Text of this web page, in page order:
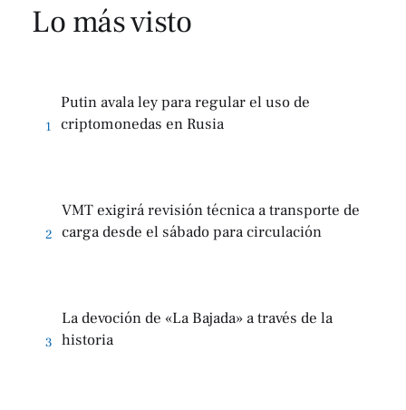
Lo más visto
1
Putin avala ley para regular el uso de
criptomonedas en Rusia
2
VMT exigirá revisión técnica a transporte de
carga desde el sábado para circulación
3
La devoción de «La Bajada» a través de la
historia